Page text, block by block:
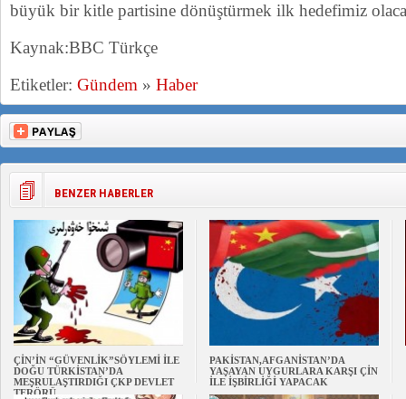
büyük bir kitle partisine dönüştürmek ilk hedefimiz
Kaynak:BBC Türkçe
Etiketler: Gündem » Haber
BENZER HABERLER
ÇİN’İN “GÜVENLİK”SÖYLEMİ İLE
DOĞU TÜRKİSTAN’DA
MEŞRULAŞTIRDIĞI ÇKP DEVLET
TERÖRÜ
PAKİSTAN,AFGANİSTAN’DA
YAŞAYAN UYGURLARA KARŞI ÇİN
İLE İŞBİRLİĞİ YAPACAK